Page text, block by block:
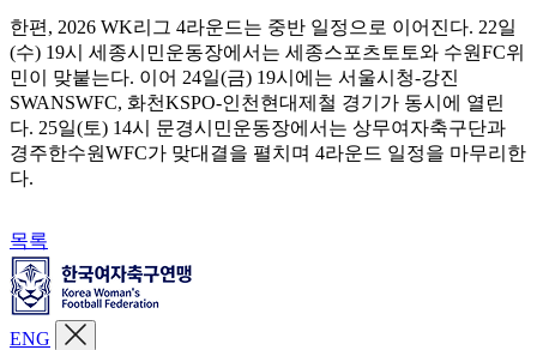
한편, 2026 WK리그 4라운드는 중반 일정으로 이어진다. 22일
(수) 19시 세종시민운동장에서는 세종스포츠토토와 수원FC위
민이 맞붙는다. 이어 24일(금) 19시에는 서울시청-강진
SWANSWFC, 화천KSPO-인천현대제철 경기가 동시에 열린
다. 25일(토) 14시 문경시민운동장에서는 상무여자축구단과
경주한수원WFC가 맞대결을 펼치며 4라운드 일정을 마무리한
다.
목록
ENG